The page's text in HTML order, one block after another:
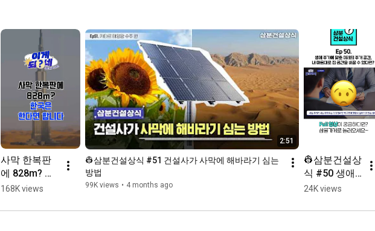
02:47
03:12
03:49
04:51 김경식 님의 [스카이스크레이퍼 라이브 : 초고층 빌딩을 오
05:15
06:19
06:56
07:28
09:04
09:24
10:59 프로 건설인으로 보람차고 행복했던 순간이 있다면?
사막 한복판
에 828m? 한
국은 한다면
168K views
2:51
👷‍삼분건설상식 #51 건설사가 사막에 해바라기 심는
방법
99K views • 4 months ago
👷‍삼분건설상
식 #50 생애
주기에 맞춘
공간, 내 마음
24K views